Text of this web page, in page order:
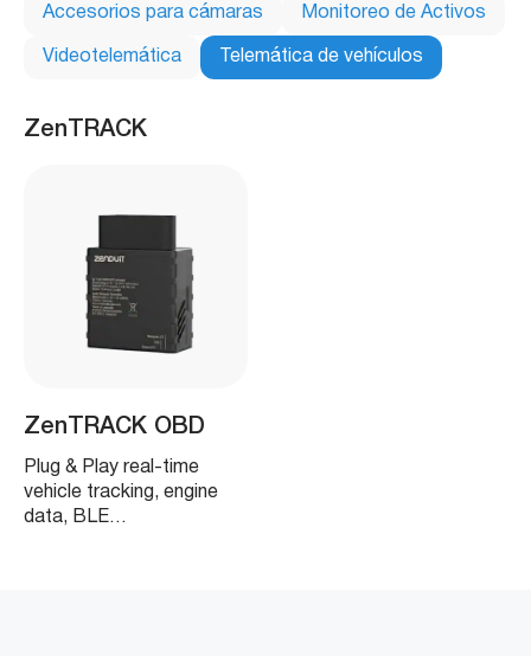
Accesorios para cámaras Monitoreo de Activos
Videotelemática Telemática de vehículos
ZenTRACK
ZenTRACK OBD
Plug & Play real-time
vehicle tracking, engine
data, BLE…